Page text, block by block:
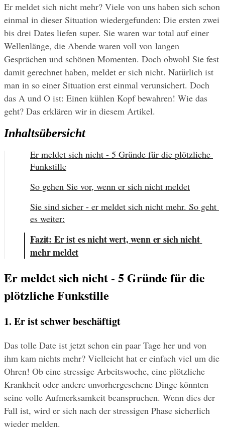
Er meldet sich nicht mehr? Viele von uns haben sich schon
einmal in dieser Situation wiedergefunden: Die ersten zwei
bis drei Dates liefen super. Sie waren war total auf einer
Wellenlänge, die Abende waren voll von langen
Gesprächen und schönen Momenten. Doch obwohl Sie fest
damit gerechnet haben, meldet er sich nicht. Natürlich ist
man in so einer Situation erst einmal verunsichert. Doch
das A und O ist: Einen kühlen Kopf bewahren! Wie das
geht? Das erklären wir in diesem Artikel.
Inhaltsübersicht
Er meldet sich nicht - 5 Gründe für die plötzliche
Funkstille
So gehen Sie vor, wenn er sich nicht meldet
Sie sind sicher - er meldet sich nicht mehr. So geht
es weiter:
Fazit: Er ist es nicht wert, wenn er sich nicht
mehr meldet
Er meldet sich nicht - 5 Gründe für die
plötzliche Funkstille
1. Er ist schwer beschäftigt
Das tolle Date ist jetzt schon ein paar Tage her und von
ihm kam nichts mehr? Vielleicht hat er einfach viel um die
Ohren! Ob eine stressige Arbeitswoche, eine plötzliche
Krankheit oder andere unvorhergesehene Dinge könnten
seine volle Aufmerksamkeit beanspruchen. Wenn dies der
Fall ist, wird er sich nach der stressigen Phase sicherlich
wieder melden.